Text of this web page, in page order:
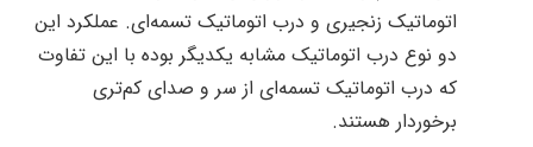
اتوماتیک زنجیری و درب اتوماتیک تسمه‌ای. عملکرد این
دو نوع درب اتوماتیک مشابه یکدیگر بوده با این تفاوت
که درب اتوماتیک تسمه‌ای از سر و صدای کم‌تری
برخوردار هستند.